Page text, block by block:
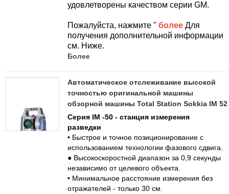
удовлетворены качеством серии GM.
Пожалуйста, нажмите " более Для
получения дополнительной информации
см. Ниже.
Более
Автоматическое отслеживание высокой
точностью оригинальной машины
обзорной машины Total Station Sokkia IM 52
Серия IM -50 - станция измерения
разведки
• Быстрое и точное позиционирование с
использованием технологии фазового сдвига.
● Высокоскоростной диапазон за 0,9 секунды
независимо от целевого объекта.
• Минимальное расстояние измерения без
отражателей - только 30 см.